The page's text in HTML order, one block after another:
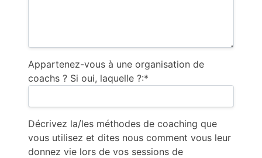
Appartenez-vous à une organisation de
coachs ? Si oui, laquelle ?:*
Décrivez la/les méthodes de coaching que
vous utilisez et dites nous comment vous leur
donnez vie lors de vos sessions de